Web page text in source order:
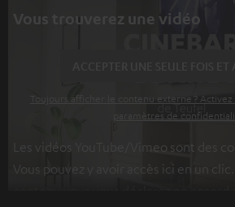
Vous trouverez une vidéo
Toujours afficher le contenu externe ?
paramètres de
Les vidéos YouTube/Vimeo sont des
Vous pouvez y avoir accès ici en un